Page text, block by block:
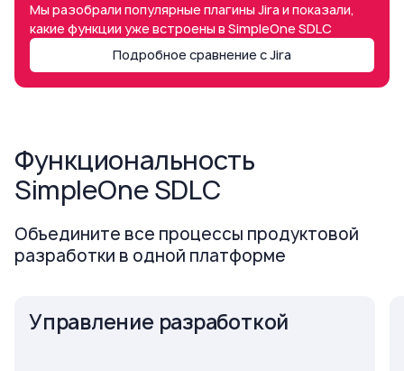
Мы разобрали популярные плагины Jira и показали,
какие функции уже встроены в SimpleOne SDLC
Подробное сравнение с Jira
Функциональность
SimpleOne SDLC
Объедините все процессы продуктовой
разработки в одной платформе
Управление разработкой